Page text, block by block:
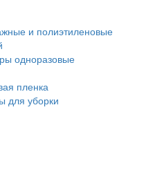
и полиэтиленовые
одноразовые
пленка
для уборки